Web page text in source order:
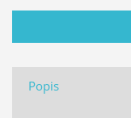
Popis